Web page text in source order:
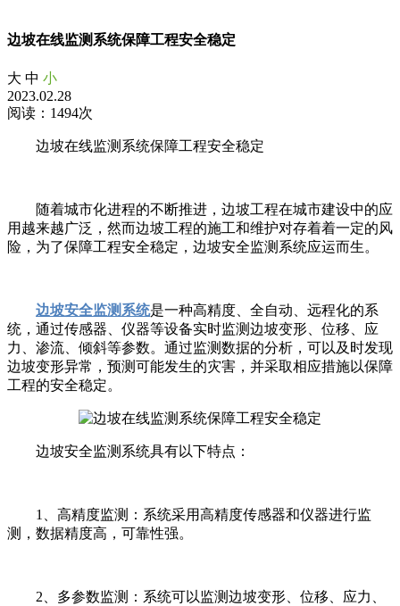
边坡在线监测系统保障工程安全稳定
大 中 小
2023.02.28
阅读：1494次
边坡在线监测系统保障工程安全稳定
随着城市化进程的不断推进，边坡工程在城市建设中的应
用越来越广泛，然而边坡工程的施工和维护对存着着一定的风
险，为了保障工程安全稳定，边坡安全监测系统应运而生。
边坡安全监测系统是一种高精度、全自动、远程化的系
统，通过传感器、仪器等设备实时监测边坡变形、位移、应
力、渗流、倾斜等参数。通过监测数据的分析，可以及时发现
边坡变形异常，预测可能发生的灾害，并采取相应措施以保障
工程的安全稳定。
边坡安全监测系统具有以下特点：
1、高精度监测：系统采用高精度传感器和仪器进行监
测，数据精度高，可靠性强。
2、多参数监测：系统可以监测边坡变形、位移、应力、